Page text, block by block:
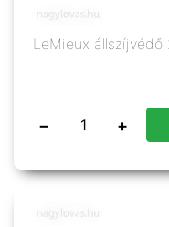
LeMieux állszíjvédő
− +